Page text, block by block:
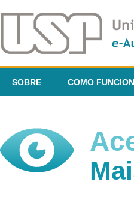
SOBRE COMO